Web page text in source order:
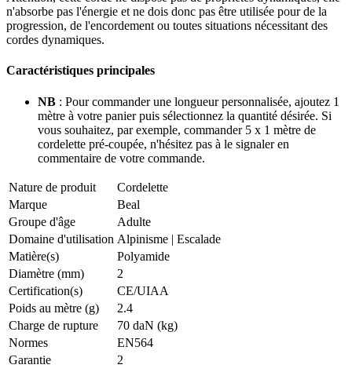
n'absorbe pas l'énergie et ne dois donc pas être utilisée pour de la
progression, de l'encordement ou toutes situations nécessitant des
cordes dynamiques.
Caractéristiques principales
NB : Pour commander une longueur personnalisée, ajoutez 1
mètre à votre panier puis sélectionnez la quantité désirée. Si
vous souhaitez, par exemple, commander 5 x 1 mètre de
cordelette pré-coupée, n'hésitez pas à le signaler en
commentaire de votre commande.
Nature de produit
Cordelette
Marque
Beal
Groupe d'âge
Adulte
Domaine d'utilisation Alpinisme | Escalade
Matière(s)
Polyamide
Diamètre (mm)
2
Certification(s)
CE/UIAA
Poids au mètre (g)
2.4
Charge de rupture
70 daN (kg)
Normes
EN564
Garantie
2